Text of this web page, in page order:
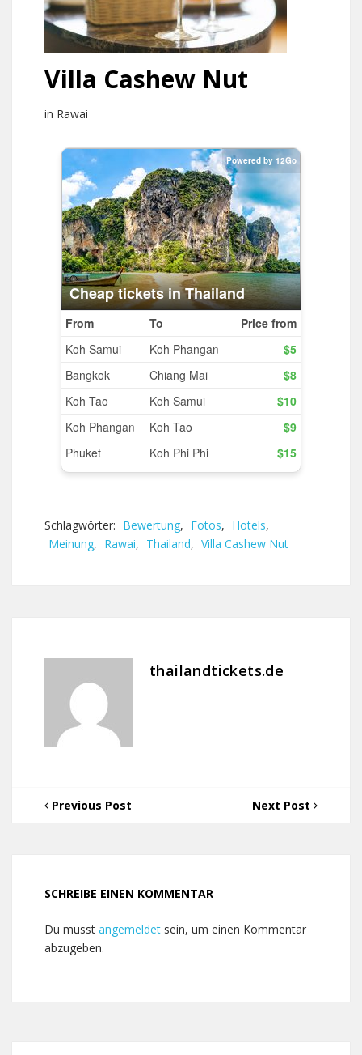
Villa Cashew Nut
in Rawai
Schlagwörter: Bewertung, Fotos, Hotels,
Meinung, Rawai, Thailand, Villa Cashew Nut
thailandtickets.de
Previous Post Next Post
SCHREIBE EINEN KOMMENTAR
Du musst angemeldet sein, um einen Kommentar
abzugeben.